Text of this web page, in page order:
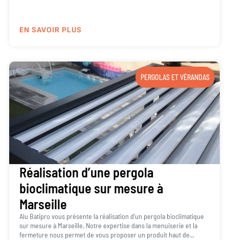
EN SAVOIR PLUS
PERGOLAS ET VÉRANDAS
Réalisation d’une pergola
bioclimatique sur mesure à
Marseille
Alu Batipro vous présente la réalisation d’un pergola bioclimatique
sur mesure à Marseille. Notre expertise dans la menuiserie et la
fermeture nous permet de vous proposer un produit haut de...